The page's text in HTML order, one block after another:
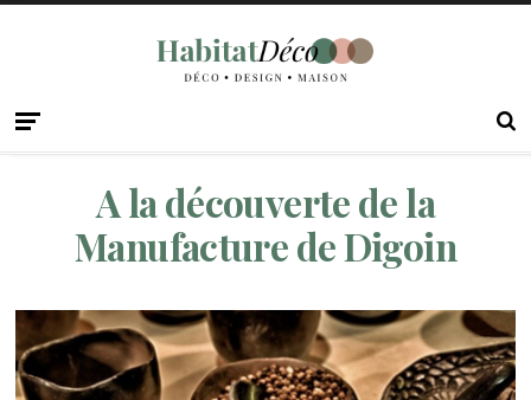
A la découverte de la
Manufacture de Digoin